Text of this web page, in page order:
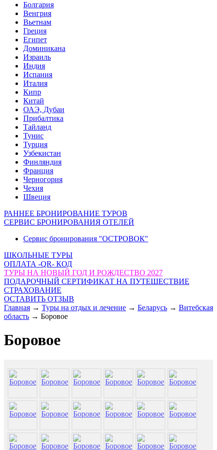
Болгария
Венгрия
Вьетнам
Греция
Египет
Доминикана
Израиль
Индия
Испания
Италия
Кипр
Китай
ОАЭ, Дубаи
Прибалтика
Тайланд
Тунис
Турция
Узбекистан
Финляндия
Франция
Черногория
Чехия
Швеция
РАННЕЕ БРОНИРОВАНИЕ ТУРОВ
СЕРВИС БРОНИРОВАНИЯ ОТЕЛЕЙ
Сервис бронирования "ОСТРОВОК"
ШКОЛЬНЫЕ ТУРЫ
ОПЛАТА -QR- КОД
ТУРЫ НА НОВЫЙ ГОД И РОЖДЕСТВО 2027
ПОДАРОЧНЫЙ СЕРТИФИКАТ НА ПУТЕШЕСТВИЕ
СТРАХОВАНИЕ
ОСТАВИТЬ ОТЗЫВ
Главная → Туры на отдых и лечение → Беларусь → Витебская
область → Боровое
Боровое